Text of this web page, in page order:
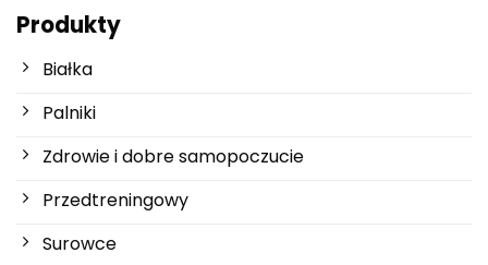
Produkty
Białka
Palniki
Zdrowie i dobre samopoczucie
Przedtreningowy
Surowce